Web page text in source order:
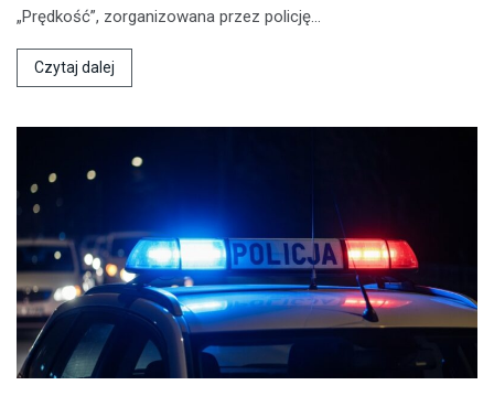
„Prędkość”, zorganizowana przez policję…
Czytaj dalej